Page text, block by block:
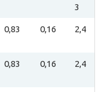
3
0,83 0,16 2,4
0,83 0,16 2,4